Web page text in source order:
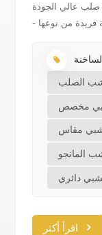
صلب عالي الجودة
فريدة من نوعها -
الصلب
مخصص
المانجو
دائري
اقرأ أكثر